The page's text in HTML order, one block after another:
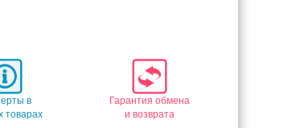
в
товарах
Гарантия обмена
и возврата